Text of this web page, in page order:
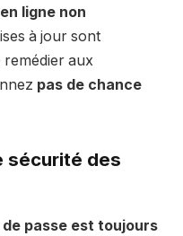
en ligne non
à jour sont
remédier aux
pas de chance
sécurité des
de passe est toujours